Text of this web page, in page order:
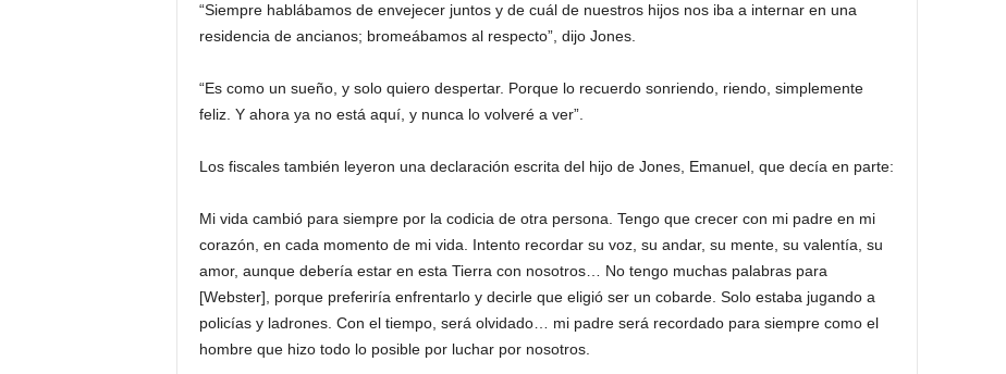
“Siempre hablábamos de envejecer juntos y de cuál de nuestros hijos nos iba a internar en una
residencia de ancianos; bromeábamos al respecto”, dijo Jones.
“Es como un sueño, y solo quiero despertar. Porque lo recuerdo sonriendo, riendo, simplemente
feliz. Y ahora ya no está aquí, y nunca lo volveré a ver”.
Los fiscales también leyeron una declaración escrita del hijo de Jones, Emanuel, que decía en parte:
Mi vida cambió para siempre por la codicia de otra persona. Tengo que crecer con mi padre en mi
corazón, en cada momento de mi vida. Intento recordar su voz, su andar, su mente, su valentía, su
amor, aunque debería estar en esta Tierra con nosotros… No tengo muchas palabras para
[Webster], porque preferiría enfrentarlo y decirle que eligió ser un cobarde. Solo estaba jugando a
policías y ladrones. Con el tiempo, será olvidado… mi padre será recordado para siempre como el
hombre que hizo todo lo posible por luchar por nosotros.